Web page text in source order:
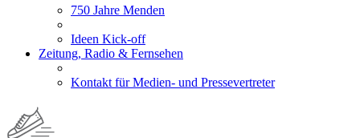
750 Jahre Menden
Ideen Kick-off
Zeitung, Radio & Fernsehen
Kontakt für Medien- und Pressevertreter